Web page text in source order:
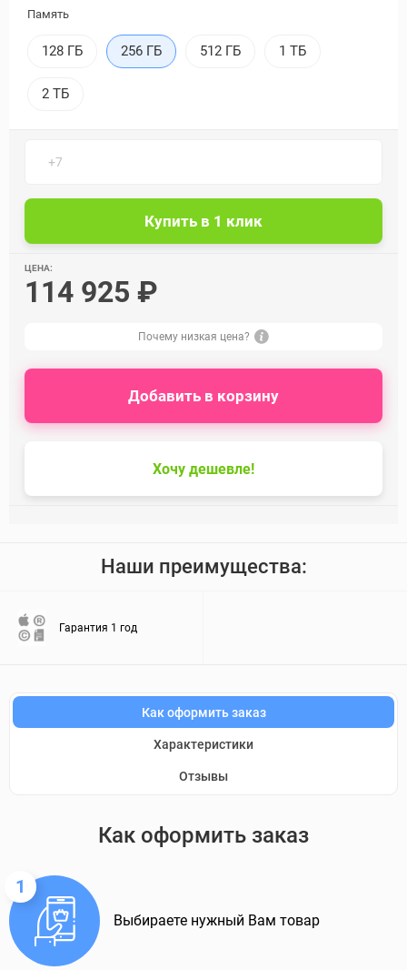
Память
128 ГБ 256 ГБ 512 ГБ 1 ТБ
2 ТБ
ЦЕНА:
114 925 ₽
Почему низкая цена?
Хочу дешевле!
Добавить в корзину
Наши преимущества:
Гарантия 1 год
Как оформить заказ
Характеристики
Отзывы
Как оформить заказ
1
Выбираете нужный Вам товар